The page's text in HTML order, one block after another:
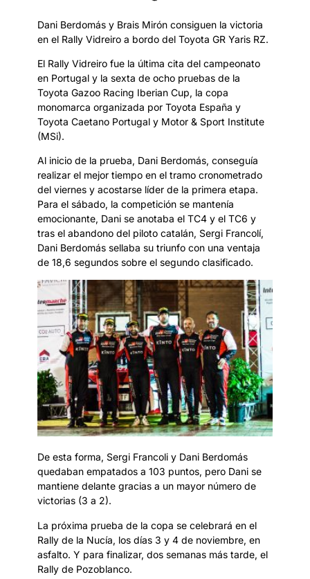
Dani Berdomás y Brais Mirón consiguen la victoria
en el Rally Vidreiro a bordo del Toyota GR Yaris RZ.
El Rally Vidreiro fue la última cita del campeonato
en Portugal y la sexta de ocho pruebas de la
Toyota Gazoo Racing Iberian Cup, la copa
monomarca organizada por Toyota España y
Toyota Caetano Portugal y Motor & Sport Institute
(MSi).
Al inicio de la prueba, Dani Berdomás, conseguía
realizar el mejor tiempo en el tramo cronometrado
del viernes y acostarse líder de la primera etapa.
Para el sábado, la competición se mantenía
emocionante, Dani se anotaba el TC4 y el TC6 y
tras el abandono del piloto catalán, Sergi Francolí,
Dani Berdomás sellaba su triunfo con una ventaja
de 18,6 segundos sobre el segundo clasificado.
De esta forma, Sergi Francoli y Dani Berdomás
quedaban empatados a 103 puntos, pero Dani se
mantiene delante gracias a un mayor número de
victorias (3 a 2).
La próxima prueba de la copa se celebrará en el
Rally de la Nucía, los días 3 y 4 de noviembre, en
asfalto. Y para finalizar, dos semanas más tarde, el
Rally de Pozoblanco.